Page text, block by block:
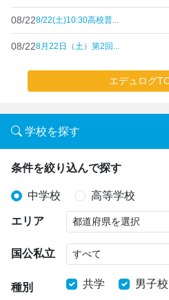
08/228/22(土)10:30高校普...
08/228月22日（土）第2回...
エデュログ
学校を探す
条件を絞り込んで探す
中学校 高等学校
エリア
国公私立
種別 共学 男子校